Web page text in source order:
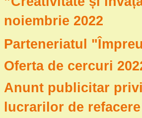
noiembrie 2022
Parteneriatul
Oferta de cercuri
Anunt publicitar
lucrarilor de